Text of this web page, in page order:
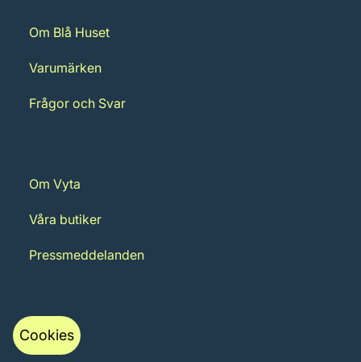
Om Blå Huset
Varumärken
Frågor och Svar
Om Vyta
Våra butiker
Pressmeddelanden
Cookies